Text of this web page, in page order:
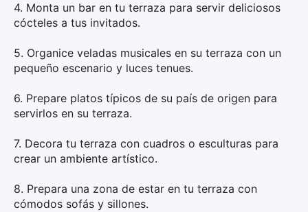
4. Monta un bar en tu terraza para servir deliciosos
cócteles a tus invitados.
5. Organice veladas musicales en su terraza con un
pequeño escenario y luces tenues.
6. Prepare platos típicos de su país de origen para
servirlos en su terraza.
7. Decora tu terraza con cuadros o esculturas para
crear un ambiente artístico.
8. Prepara una zona de estar en tu terraza con
cómodos sofás y sillones.